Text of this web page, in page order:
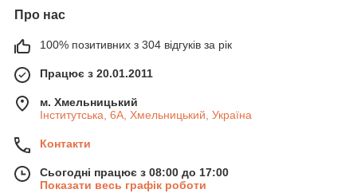
Про нас
100% позитивних з 304 відгуків за рік
Працює з 20.01.2011
м. Хмельницький
Інститутська, 6А, Хмельницький, Україна
Контакти
Сьогодні працює з 08:00 до 17:00
Показати весь графік роботи